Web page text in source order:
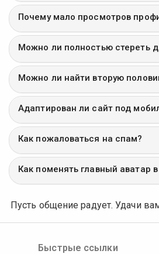
Почему мало просмотров
Можно ли полностью стереть
Можно ли найти вторую
Адаптирован ли сайт под
Как пожаловаться на спам?
Как поменять главный аватар в
Пусть общение радует. Удачи
Быстрые ссылки